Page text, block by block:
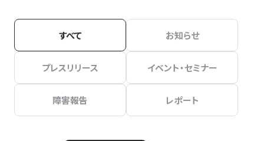
すべて お知らせ
プレスリリース イベント・セミナー
障害報告 レポート